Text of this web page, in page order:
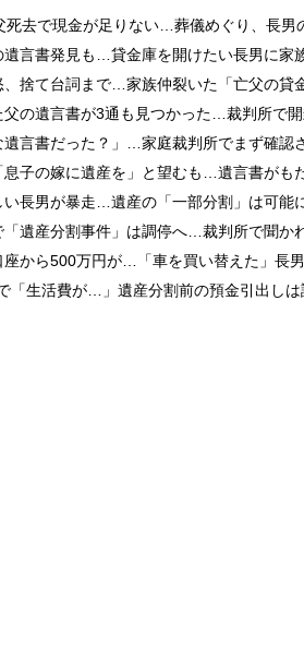
死去で現金が足りない…葬儀めぐり、長男
遺言書発見も…貸金庫を開けたい長男に家
、捨て台詞まで…家族仲裂いた「亡父の貸
父の遺言書が3通も見つかった…裁判所で
遺言書だった？」…家庭裁判所でまず確認
息子の嫁に遺産を」と望むも…遺言書がも
い長男が暴走…遺産の「一部分割」は可能
「遺産分割事件」は調停へ…裁判所で聞か
座から500万円が…「車を買い替えた」長
「生活費が…」遺産分割前の預金引出し